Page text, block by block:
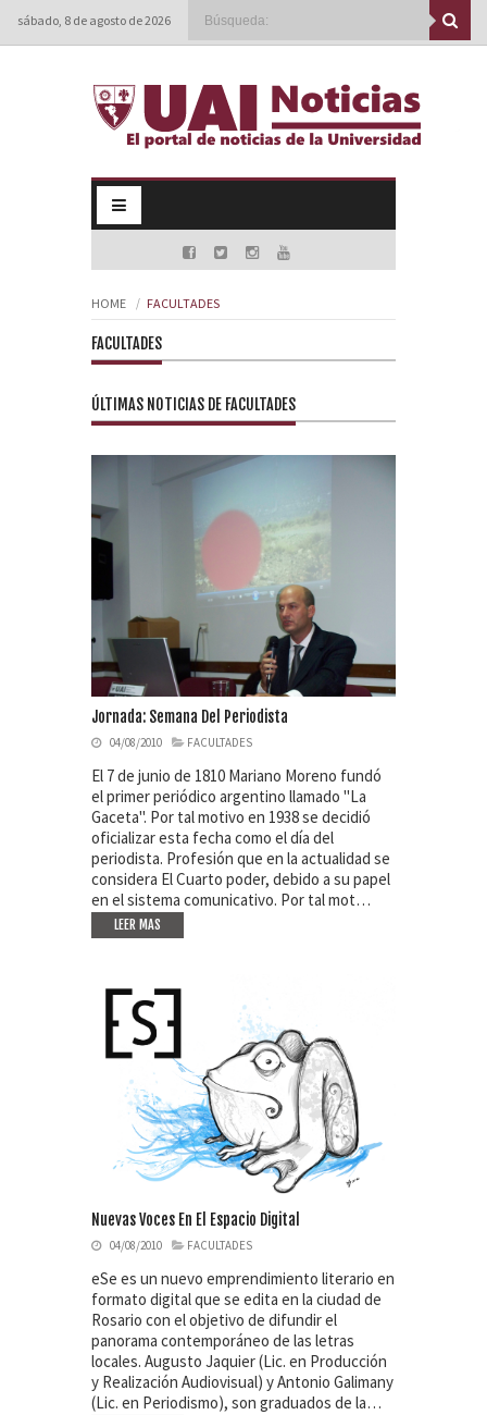
sábado, 8 de agosto de 2026
HOME FACULTADES
FACULTADES
ÚLTIMAS NOTICIAS DE FACULTADES
Jornada: Semana Del Periodista
04/08/2010 FACULTADES
El 7 de junio de 1810 Mariano Moreno fundó
el primer periódico argentino llamado "La
Gaceta". Por tal motivo en 1938 se decidió
oficializar esta fecha como el día del
periodista. Profesión que en la actualidad se
considera El Cuarto poder, debido a su papel
en el sistema comunicativo. Por tal mot…
LEER MAS
Nuevas Voces En El Espacio Digital
04/08/2010 FACULTADES
eSe es un nuevo emprendimiento literario en
formato digital que se edita en la ciudad de
Rosario con el objetivo de difundir el
panorama contemporáneo de las letras
locales. Augusto Jaquier (Lic. en Producción
y Realización Audiovisual) y Antonio Galimany
(Lic. en Periodismo), son graduados de la…